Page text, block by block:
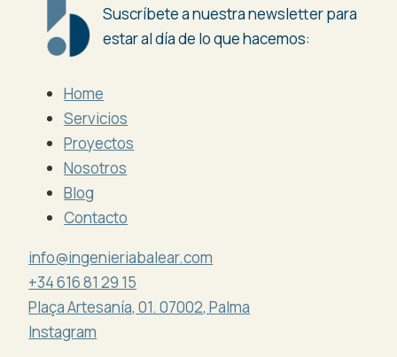
Suscríbete a nuestra newsletter para
estar al día de lo que hacemos:
Home
Servicios
Proyectos
Nosotros
Blog
Contacto
info@ingenieriabalear.com
+34 616 81 29 15
Plaça Artesanía, 01. 07002, Palma
Instagram